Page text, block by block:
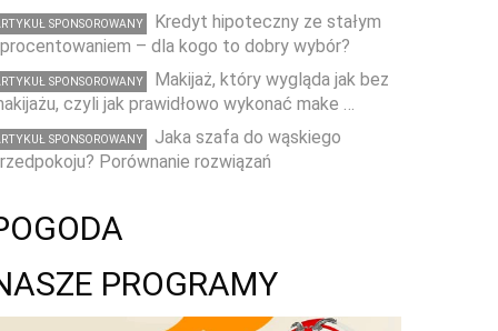
SPONSOROWANY
Kredyt hipoteczny ze stałym
– dla kogo to dobry wybór?
SPONSOROWANY
Makijaż, który wygląda jak bez
czyli jak prawidłowo wykonać make …
SPONSOROWANY
Jaka szafa do wąskiego
Porównanie rozwiązań
PROGRAMY